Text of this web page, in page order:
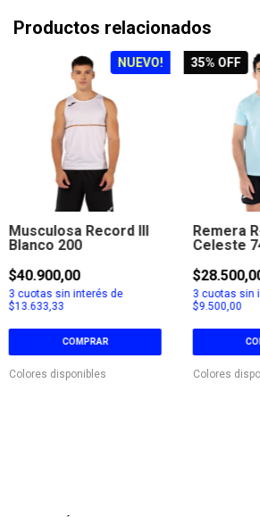
Productos relacionados
NUEVO!
Musculosa Record III
Blanco 200
$40.900,00
3 cuotas sin interés de
$13.633,33
COMPRAR
Colores disponibles
35% OFF
Remera
Celeste
3 cuotas sin
$9.500,00
Colores